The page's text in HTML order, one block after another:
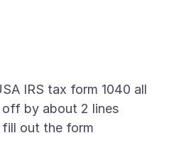
IRS tax form 1040 all
off by about 2 lines